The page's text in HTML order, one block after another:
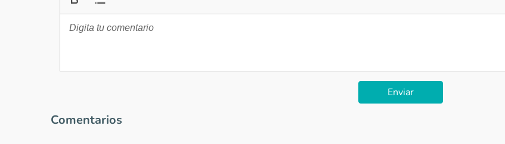
Enviar
Comentarios